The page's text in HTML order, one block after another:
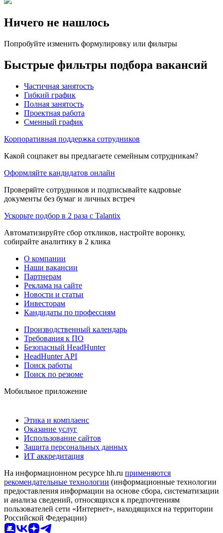
Ничего не нашлось
Попробуйте изменить формулировку или фильтры
Быстрые фильтры подбора вакансий
Частичная занятость
Гибкий график
Полная занятость
Проектная работа
Сменный график
Корпоративная поддержка сотрудников
Какой соцпакет вы предлагаете семейным сотрудникам?
Оформляйте кандидатов онлайн
Проверяйте сотрудников и подписывайте кадровые
документы без бумаг и личных встреч
Ускорьте подбор в 2 раза с Talantix
Автоматизируйте сбор откликов, настройте воронку,
собирайте аналитику в 2 клика
О компании
Наши вакансии
Партнерам
Реклама на сайте
Новости и статьи
Инвесторам
Кандидаты по профессиям
Производственный календарь
Требования к ПО
Безопасный HeadHunter
HeadHunter API
Поиск работы
Поиск по резюме
Мобильное приложение
Этика и комплаенс
Оказание услуг
Использование сайтов
Защита персональных данных
ИТ аккредитация
На информационном ресурсе hh.ru применяются
рекомендательные технологии (информационные технологии
предоставления информации на основе сбора, систематизации
и анализа сведений, относящихся к предпочтениям
пользователей сети «Интернет», находящихся на территории
Российской Федерации)